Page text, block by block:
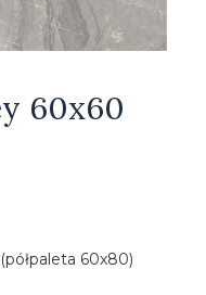
60x60
60x80)